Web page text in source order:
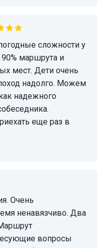
90% маршрута и
мест. Дети очень
надолго. Можем
надежного
еще раз в
ненавязчиво. Два
вопросы